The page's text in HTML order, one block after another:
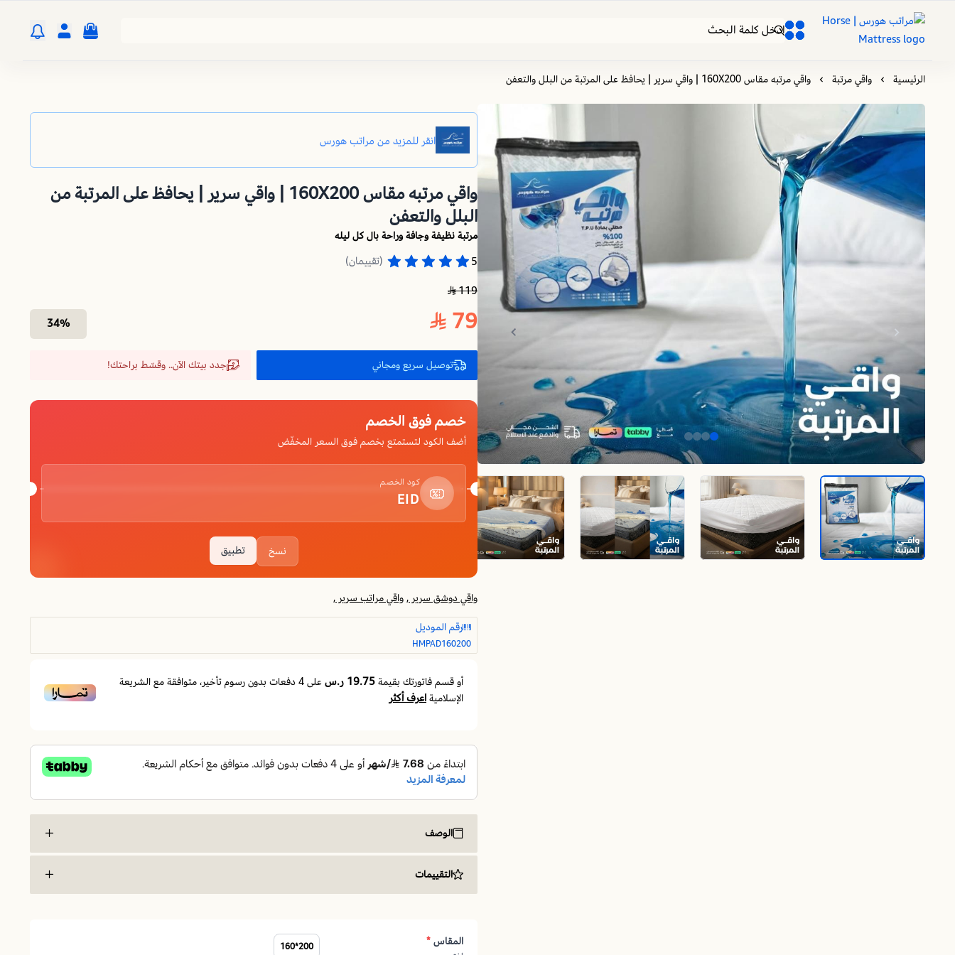
مراتب هورس | Horse Mattress
0
0
الرئيسية واقي مرتبة واقي مرتبه مقاس 160X200 | واقي سرير | يحافظ على المرتبة من البلل والتعفن
واقي مرتبه مقاس 160X200 | واقي سرير | يحافظ على المرتبة من
البلل والتعفن
مرتبة نظيفة وجافة وراحة بال كل ليله
5
(تقييمان)
119
79
34%
توصيل سريع ومجاني جدد بيتك الآن.. وقسّط براحتك!
خصم فوق الخصم
أضف الكود لتستمتع بخصم فوق السعر المخفّض
كود الخصم
EID
نسخ تطبيق
واقي دوشق سرير ,واقي مراتب سرير ,
رقم الموديل
HMPAD160200
أو قسم فاتورتك بقيمة19.75 ر.س على4دفعات بدون رسوم تأخير، متوافقة مع الشريعة
الإسلاميةاعرف أكثر
الوصف
واقي مرتبة ضد البلل من الماء والسوائل
التقييمات
المقاس*
200*160